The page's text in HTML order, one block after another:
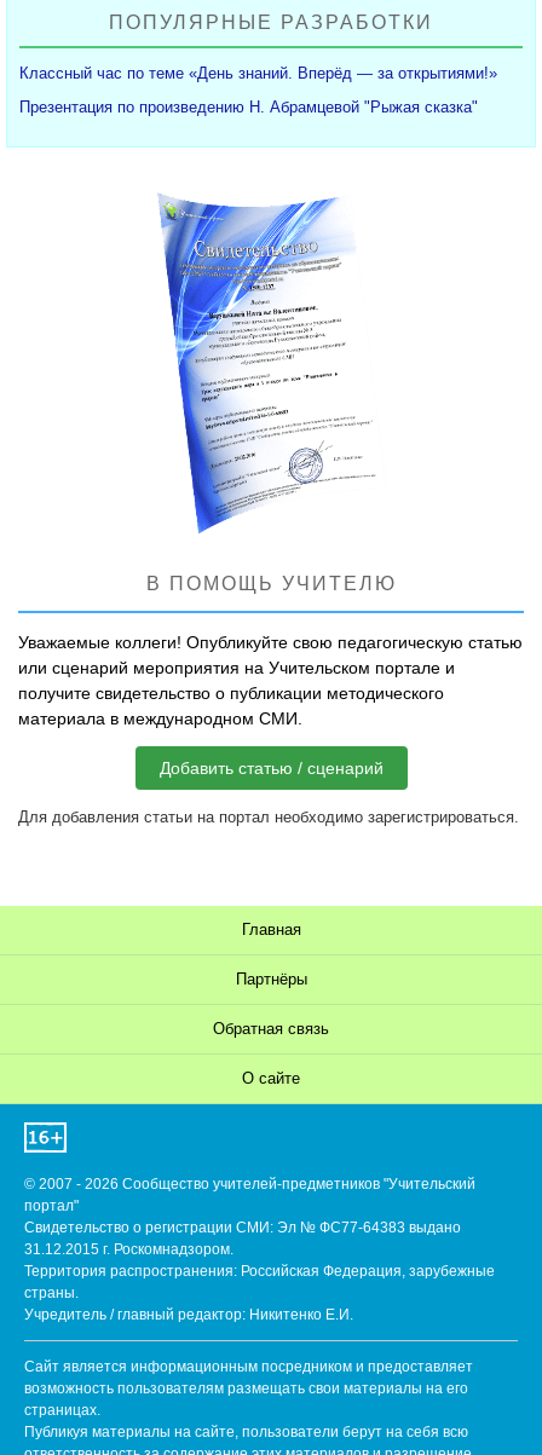
ПОПУЛЯРНЫЕ РАЗРАБОТКИ
Классный час по теме «День знаний. Вперёд — за открытиями!»
Презентация по произведению Н. Абрамцевой "Рыжая сказка"
В ПОМОЩЬ УЧИТЕЛЮ
Уважаемые коллеги! Опубликуйте свою педагогическую статью
или сценарий мероприятия на Учительском портале и
получите свидетельство о публикации методического
материала в международном СМИ.
Добавить статью / сценарий
Для добавления статьи на портал необходимо зарегистрироваться.
Главная
Партнёры
Обратная связь
О сайте
© 2007 - 2026 Сообщество учителей-предметников "Учительский
портал"
Свидетельство о регистрации СМИ: Эл № ФС77-64383 выдано
31.12.2015 г. Роскомнадзором.
Территория распространения: Российская Федерация, зарубежные
страны.
Учредитель / главный редактор: Никитенко Е.И.
Сайт является информационным посредником и предоставляет
возможность пользователям размещать свои материалы на его
страницах.
Публикуя материалы на сайте, пользователи берут на себя всю